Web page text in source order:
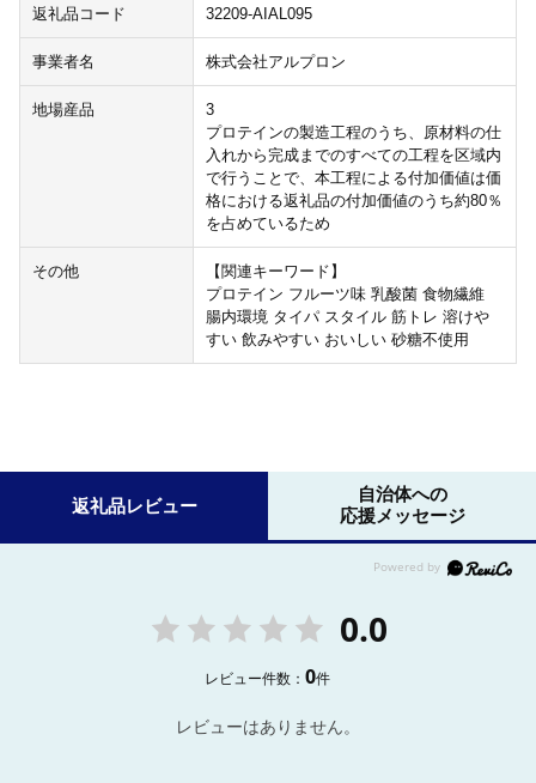
返礼品コード 32209-AIAL095
事業者名 株式会社アルプロン
地場産品
3
プロテインの製造工程のうち、原材料の仕
入れから完成までのすべての工程を区域内
で行うことで、本工程による付加価値は価
格における返礼品の付加価値のうち約80％
を占めているため
その他
【関連キーワード】
プロテイン フルーツ味 乳酸菌 食物繊維
腸内環境 タイパ スタイル 筋トレ 溶けや
すい 飲みやすい おいしい 砂糖不使用
返礼品レビュー
自治体への
応援メッセージ
0.0
レビュー件数：0件
レビューはありません。